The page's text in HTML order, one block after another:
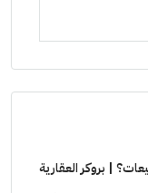
| بروكر العقارية